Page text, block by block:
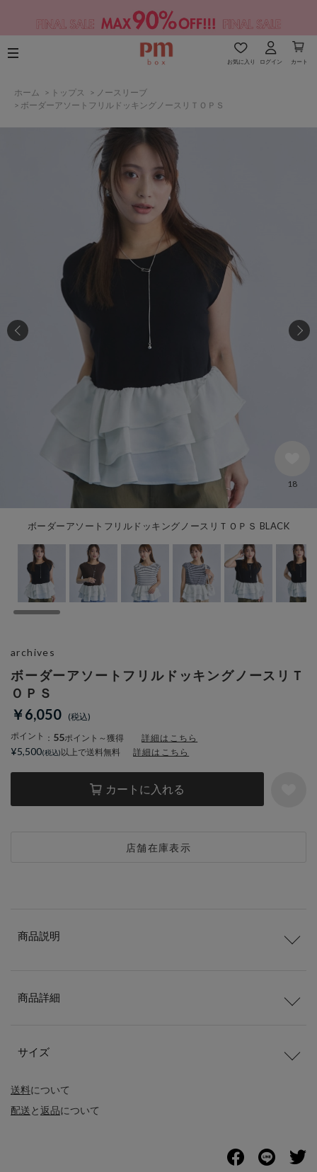
お気に入り ログイン カート
ホーム > トップス > ノースリーブ
> ボーダーアソートフリルドッキングノースリＴＯＰＳ
ボーダーアソートフリルドッキングノースリＴＯＰＳ BLACK
18
ボーダーアソートフリルドッキングノースリＴ
ＯＰＳ
￥6,050
ポイント ： 55ポイント～獲得 詳細はこちら
カートに入れる
店舗在庫表示
archives
¥5,500 以上で送料無料 詳細はこちら
送料について
配送と返品について
商品説明
商品詳細
サイズ